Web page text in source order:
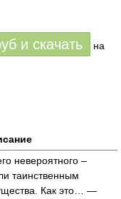
и скачать
на
невероятного –
таинственным
Как это… —